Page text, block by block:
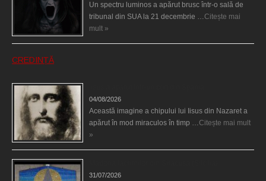
Un spectru luminos a apărut brusc într-o sală de
tribunal din SUA la 21 decembrie …Citește mai
mult »
CREDINȚĂ
04/08/2026
Această imagine a chipului lui Iisus din Nazaret a
apărut în mod miraculos în timp …Citește mai mult
»
31/07/2026